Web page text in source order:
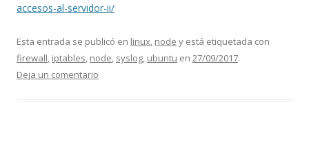
accesos-al-servidor-ii/
Esta entrada se publicó en linux node y está etiquetada con
firewall iptables node syslog ubuntu en 27/09/2017.
Deja un comentario